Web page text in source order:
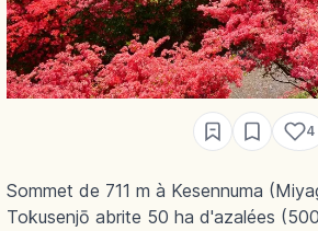
4
Sommet de 711 m à Kesennuma
Tokusenjō abrite 50 ha d'azalées